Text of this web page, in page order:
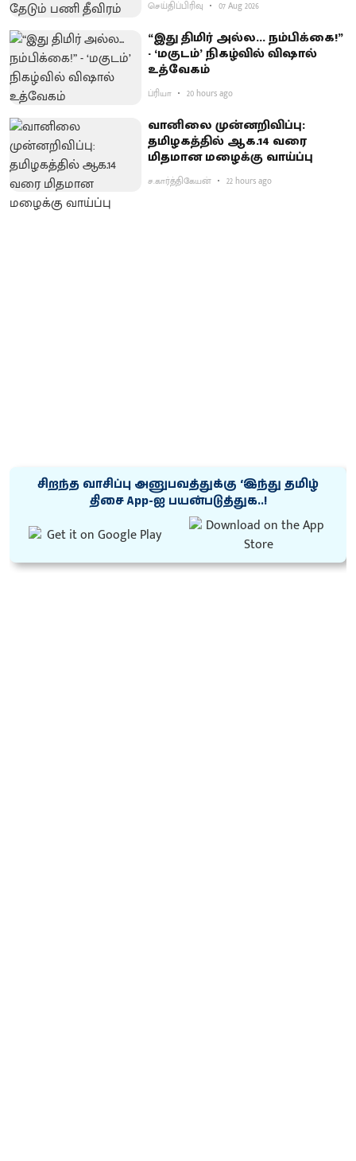
செய்திப்பிரிவு 07 Aug 2026
“இது திமிர் அல்ல... நம்பிக்கை!”
- ‘மகுடம்’ நிகழ்வில் விஷால்
உத்வேகம்
ப்ரியா 20 hours ago
வானிலை முன்னறிவிப்பு:
தமிழகத்தில் ஆக.14 வரை
மிதமான மழைக்கு வாய்ப்பு
ச.கார்த்திகேயன் 22 hours ago
சிறந்த வாசிப்பு அனுபவத்துக்கு ‘இந்து தமிழ்
திசை App-ஐ பயன்படுத்துக..!